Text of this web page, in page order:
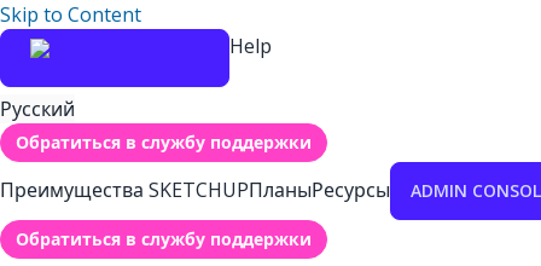
Skip to Content
Help
Русский
Обратиться в службу поддержки
Преимущества SKETCHUPПланыРесурсы ADMIN
Обратиться в службу поддержки